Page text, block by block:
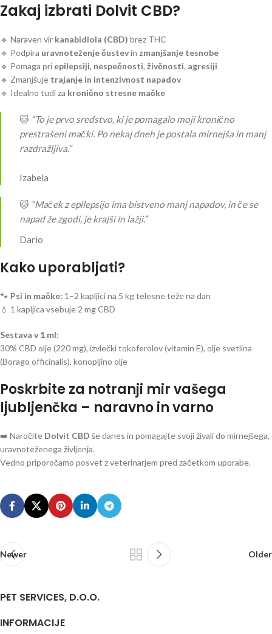
Zakaj izbrati Dolvit CBD?
🔹 Naraven vir kanabidiola (CBD) brez THC
🔹 Podpira uravnoteženje čustevin zmanjšanje tesnobe
🔹 Pomaga pri epilepsiji, nespečnosti, živčnosti, agresiji
🔹 Zmanjšuje trajanje in intenzivnost napadov
🔹 Idealno tudi za kronično stresne mačke
🐱 “To je prvo sredstvo, ki je pomagalo moji kronično
prestrašeni mački. Po nekaj dneh je postala mirnejša in manj
razdražljiva.”
Izabela
🐱 “Maček z epilepsijo ima bistveno manj napadov, in če se
napad že zgodi, je krajši in lažji.”
Dario
Kako uporabljati?
🐾 Psi in mačke: 1–2 kapljici na 5 kg telesne teže na dan
💧 1 kapljica vsebuje 2 mg CBD
Sestava v 1 ml:
30% CBD olje (220 mg), izvlečki tokoferolov (vitamin E), olje svetlina
(Borago officinalis), konopljino olje
Poskrbite za notranji mir vašega
ljubljenčka – naravno in varno
➡️ Naročite Dolvit CBD še danes in pomagajte svoji živali do mirnejšega,
uravnoteženega življenja.
Vedno priporočamo posvet z veterinarjem pred začetkom uporabe.
Newer Older
PET SERVICES, D.O.O.
INFORMACIJE